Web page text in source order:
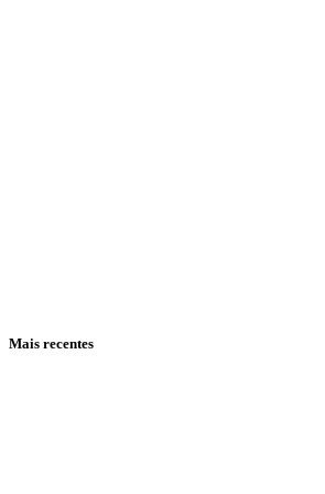
Mais recentes